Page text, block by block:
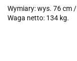
Wymiary: wys. 76 cm
Waga netto: 134 kg.